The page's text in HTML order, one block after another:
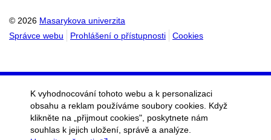
© 2026 Masarykova univerzita
Správce webu
Prohlášení o přístupnosti Cookies
K vyhodnocování tohoto webu a k personalizaci
obsahu a reklam používáme soubory cookies. Když
klikněte na „přijmout cookies", poskytnete nám
souhlas k jejich uložení, správě a analýze.